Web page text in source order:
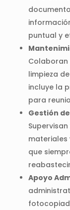
puntual y
Colaboran
limpieza
incluye la
para
Gestión
materiales
que
Apoyo